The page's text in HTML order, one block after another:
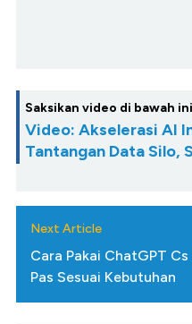
Saksikan video di bawah
Video: Akselerasi AI
Tantangan Data Silo,
Next Article
Cara Pakai ChatGPT
Pas Sesuai Kebutuhan